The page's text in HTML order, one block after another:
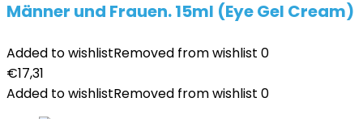
Männer und Frauen. 15ml (Eye Gel Cream)
Added to wishlistRemoved from wishlist 0
€17,31
Added to wishlistRemoved from wishlist 0